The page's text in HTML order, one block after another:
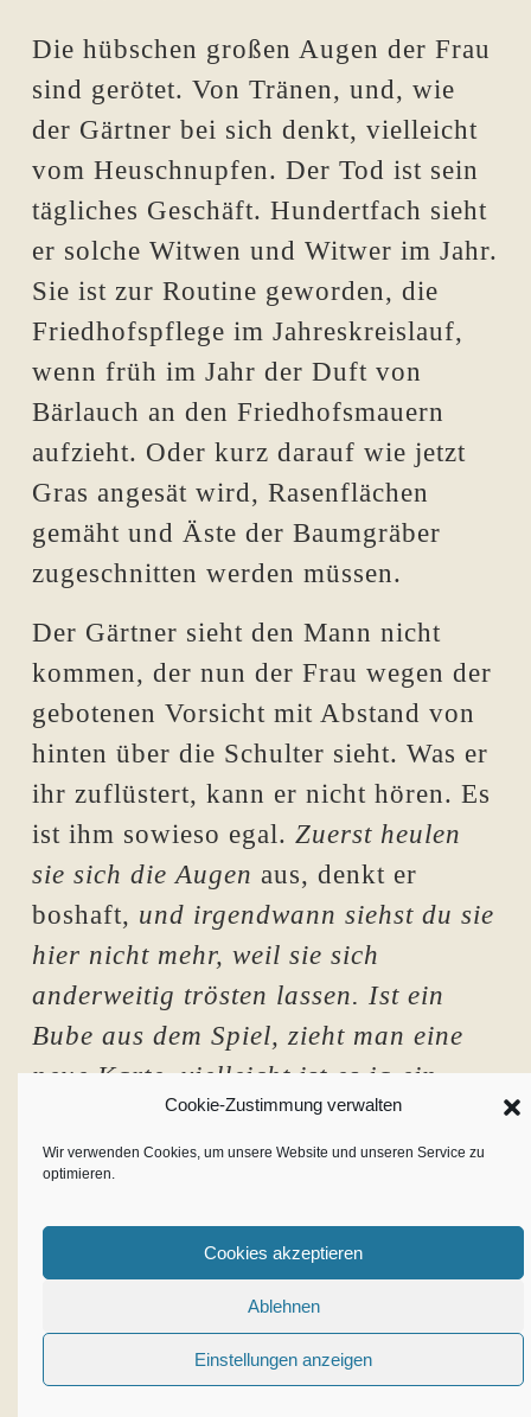
Cookie-Zustimmung verwalten
Wir verwenden Cookies, um unsere Website und unseren Service zu
optimieren.
Cookies akzeptieren
Ablehnen
Einstellungen anzeigen
Die hübschen großen Augen der Frau
sind gerötet. Von Tränen, und, wie
der Gärtner bei sich denkt, vielleicht
vom Heuschnupfen. Der Tod ist sein
tägliches Geschäft. Hundertfach sieht
er solche Witwen und Witwer im Jahr.
Sie ist zur Routine geworden, die
Friedhofspflege im Jahreskreislauf,
wenn früh im Jahr der Duft von
Bärlauch an den Friedhofsmauern
aufzieht. Oder kurz darauf wie jetzt
Gras angesät wird, Rasenflächen
gemäht und Äste der Baumgräber
zugeschnitten werden müssen.
Der Gärtner sieht den Mann nicht
kommen, der nun der Frau wegen der
gebotenen Vorsicht mit Abstand von
hinten über die Schulter sieht. Was er
ihr zuflüstert, kann er nicht hören. Es
ist ihm sowieso egal. Zuerst heulen
sie sich die Augen aus, denkt er
boshaft, und irgendwann siehst du sie
hier nicht mehr, weil sie sich
anderweitig trösten lassen. Ist ein
Bube aus dem Spiel, zieht man eine
neue Karte, vielleicht ist es ja ein
Der Gärtner zieht ein wenig
Rotz zurück in seine Nase.Oder ein
Paare.
Er klemmt sich Schaufel und Rechen
unter die Achsel, nimmt die
Gießkanne und geht. Kommt ihm